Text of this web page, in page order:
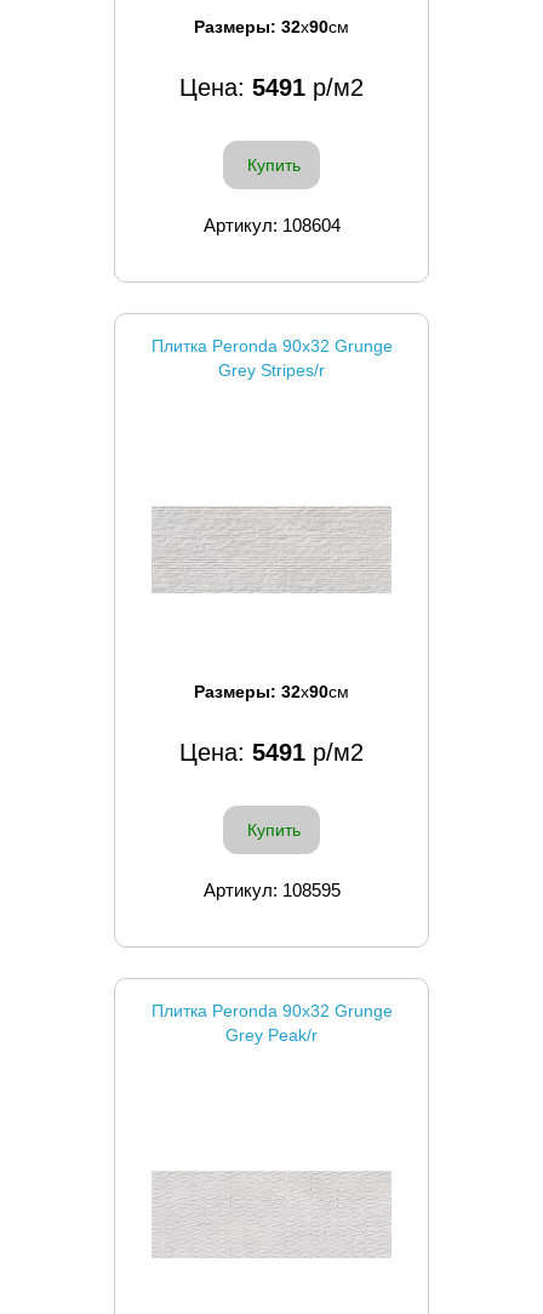
Размеры: 32x90см
Цена: 5491 р/м2
Купить
Артикул: 108604
Плитка Peronda 90x32 Grunge
Grey Stripes/r
Размеры: 32x90см
Цена: 5491 р/м2
Купить
Артикул: 108595
Плитка Peronda 90x32 Grunge
Grey Peak/r